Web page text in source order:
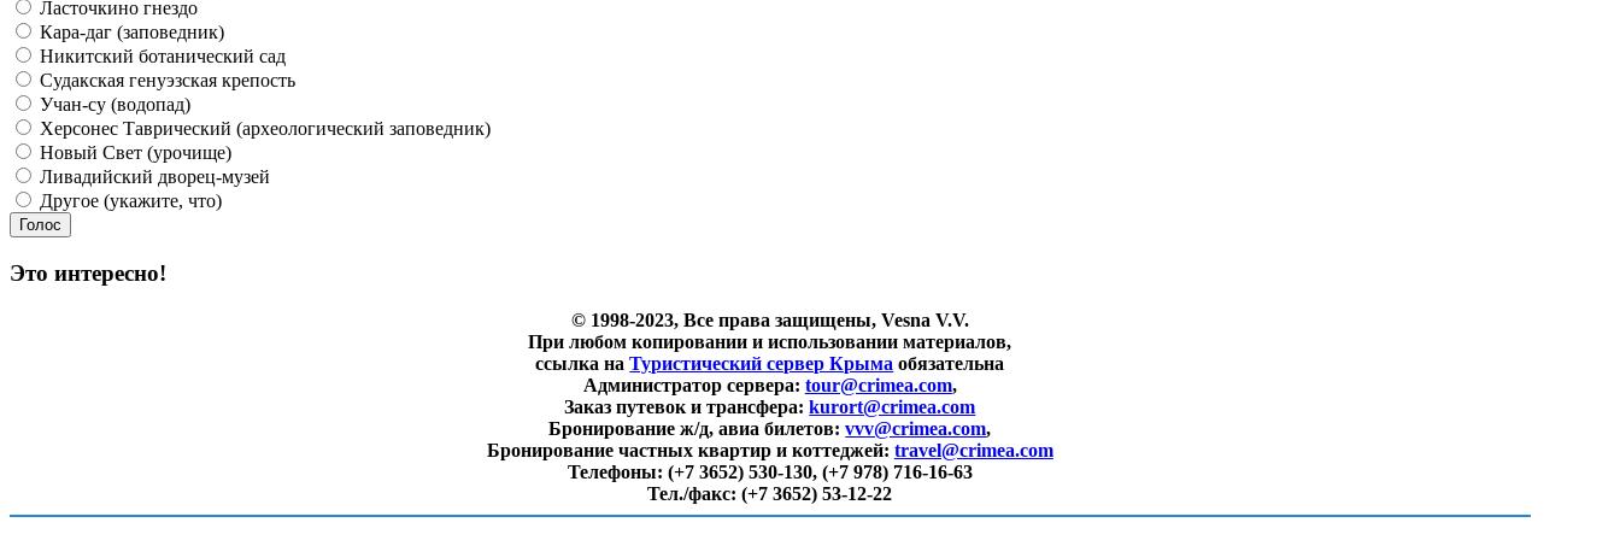
Ласточкино гнездо
Кара-даг (заповедник)
Никитский ботанический сад
Судакская генуэзская крепость
Учан-су (водопад)
Херсонес Таврический (археологический заповедник)
Новый Свет (урочище)
Ливадийский дворец-музей
Другое (укажите, что)
Это интересно!
© 1998-2023, Все права защищены, Vesna V.V.
При любом копировании и использовании материалов,
ссылка наТуристический сервер Крыма обязательна
Администратор сервера: tour@crimea.com,
Заказ путевок и трансфера:kurort@crimea.com
Бронирование ж/д, авиа билетов:vvv@crimea.com,
Бронирование частных квартир и коттеджей: travel@crimea.com
Телефоны: (+7 3652) 530-130, (+7 978) 716-16-63
Тел./факс:(+7 3652) 53-12-22